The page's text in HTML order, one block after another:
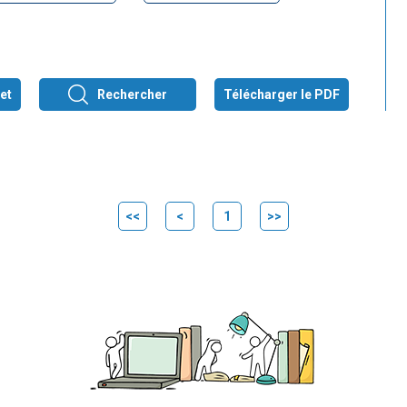
Rechercher Télécharger le PDF
<< < 1 >>